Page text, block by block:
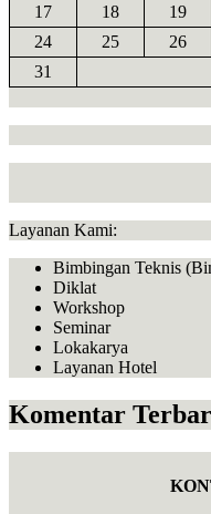
17
18 19
24
25 26
31
Layanan Kami:
Bimbingan Teknis
Diklat
Workshop
Seminar
Lokakarya
Layanan Hotel
Komentar